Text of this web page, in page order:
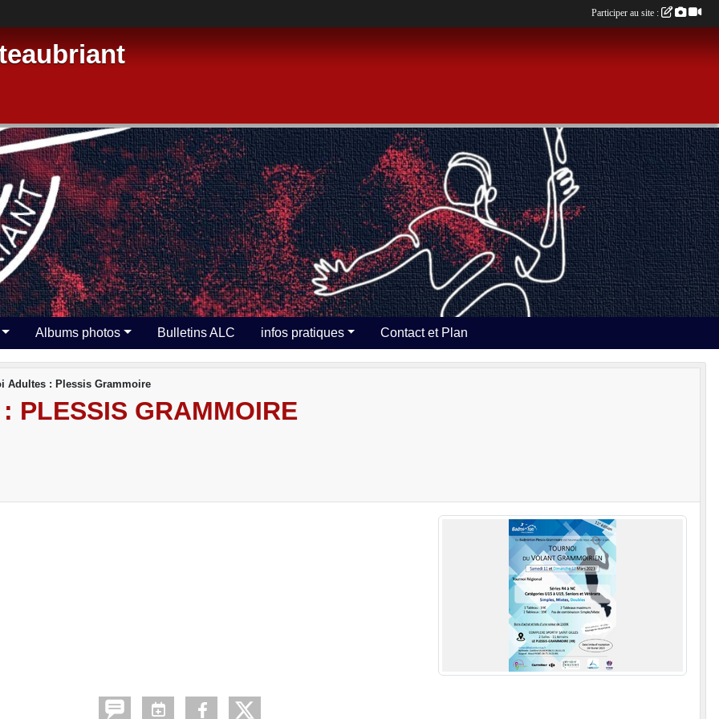
Albums photos Bulletins ALC infos pratiques Contact et Plan
Adultes : Plessis Grammoire
PLESSIS GRAMMOIRE
Participer au site :